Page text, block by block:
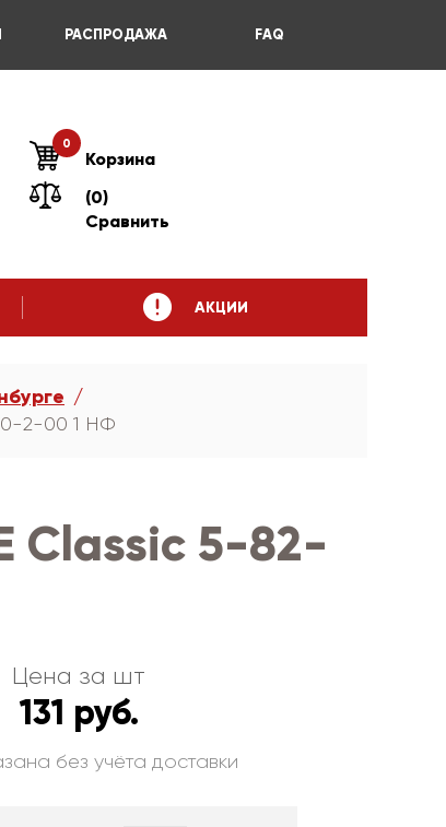
РАСПРОДАЖА FAQ
0
Корзина
(0)
Сравнить
АКЦИИ
2-00 1 НФ
Сlassic 5-82-
Цена за шт
131 руб.
без учёта доставки